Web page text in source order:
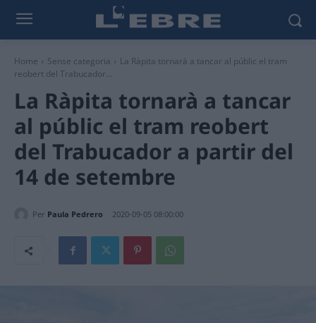
Home Sense categoria
La Ràpita tornarà a tancar al públic el tram
reobert del Trabucador...
La Ràpita tornarà a tancar
al públic el tram reobert
del Trabucador a partir del
14 de setembre
Per Paula Pedrero 2020-09-05 08:00:00